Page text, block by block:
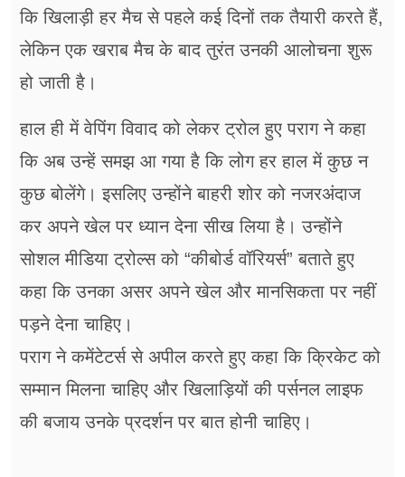
कि खिलाड़ी हर मैच से पहले कई दिनों तक तैयारी करते हैं,
लेकिन एक खराब मैच के बाद तुरंत उनकी आलोचना शुरू
हो जाती है।
हाल ही में वेपिंग विवाद को लेकर ट्रोल हुए पराग ने कहा
कि अब उन्हें समझ आ गया है कि लोग हर हाल में कुछ न
कुछ बोलेंगे। इसलिए उन्होंने बाहरी शोर को नजरअंदाज
कर अपने खेल पर ध्यान देना सीख लिया है। उन्होंने
सोशल मीडिया ट्रोल्स को “कीबोर्ड वॉरियर्स” बताते हुए
कहा कि उनका असर अपने खेल और मानसिकता पर नहीं
पड़ने देना चाहिए।
पराग ने कमेंटेटर्स से अपील करते हुए कहा कि क्रिकेट को
सम्मान मिलना चाहिए और खिलाड़ियों की पर्सनल लाइफ
की बजाय उनके प्रदर्शन पर बात होनी चाहिए।